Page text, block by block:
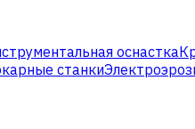
оснастка
станки